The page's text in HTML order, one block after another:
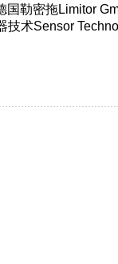
国勒密拖Limitor
技术Sensor